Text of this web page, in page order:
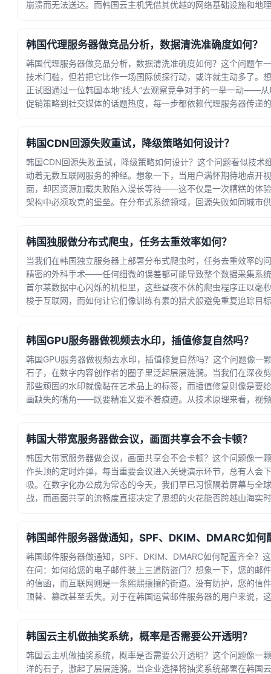
崩溃而无法送达。而韩国云主机凭借其优越的网络基础设施和地
韩国代理服务器做竞品分析，数据清洗准确度如何？
韩国代理服务器做竞品分析，数据清洗准确度如何？这个问题乍
技术门槛，但若把它比作一场国际侦探行动，或许就生动多了。
正试图通过一位韩国本地“线人”去观察竞争对手的一举一动——
促销策略到社交媒体的话题热度，每一步都依赖代理服务器传递
韩国CDN回源失败重试，降级策略如何设计？
韩国CDN回源失败重试，降级策略如何设计？这个问题看似技术
动着无数互联网服务的神经。想象一下，当用户满怀期待地点开
面，却因资源加载失败陷入漫长等待——这不仅是一次糟糕的体
架构中必须攻克的堡垒。在分布式系统领域，回源失败如同城市
韩国独服做分布式爬虫，任务去重效率如何？
当我们在韩国独立服务器上部署分布式爬虫时，任务去重效率的
精密的外科手术——任何细微的误差都可能导致整个数据采集系
首尔某数据中心闪烁的机柜里，这些昼夜不休的爬虫程序正以毫
梭于互联网，而如何让它们像训练有素的猎犬般避免重复追踪目
韩国GPU服务器做视频去水印，插值修复自然吗？
韩国GPU服务器做视频去水印，插值修复自然吗？这个问题像一
石子，在数字内容创作者的圈子里泛起层层涟漪。当我们在深夜
那些顽固的水印就像黏在艺术品上的标签，而插值修复则像是要
画缺失的嘴角——既要精准又要不着痕迹。从技术原理来看，视
韩国大带宽服务器做会议，画面共享会不会卡顿？
韩国大带宽服务器做会议，画面共享会不会卡顿？这个问题像一
作头顶的定时炸弹，每当重要会议进入关键演示环节，总有人会
吸。在数字化办公成为常态的今天，我们早已习惯隔着屏幕与全
战，而画面共享的流畅度直接决定了思想的火花能否跨越山海实
韩国邮件服务器做通知，SPF、DKIM、DMARC如何
韩国邮件服务器做通知，SPF、DKIM、DMARC如何配置齐全？
在问：如何给您的电子邮件装上三道防盗门？想象一下，您的邮
的信函，而互联网则是一条熙熙攘攘的街道。没有防护，您的信
顶替、篡改甚至丢失。对于在韩国运营邮件服务器的用户来说，
韩国云主机做抽奖系统，概率是否需要公开透明？
韩国云主机做抽奖系统，概率是否需要公开透明？这个问题像一
洋的石子，激起了层层涟漪。当企业选择将抽奖系统部署在韩国